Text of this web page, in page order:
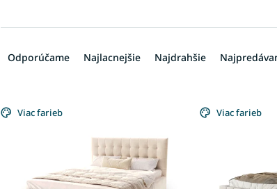
a
i
Odporúčame Najlacnejšie Najdrahšie
ý
Viac farieb Viac farieb